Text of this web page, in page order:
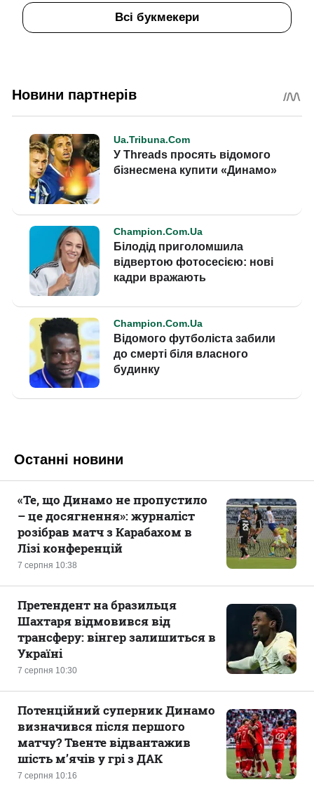
Всі букмекери
Останні новини
7 серпня 10:38
«Те, що Динамо не пропустило
– це досягнення»: журналіст
розібрав матч з Карабахом в
Лізі конференцій
7 серпня 10:30
Претендент на бразильця
Шахтаря відмовився від
трансферу: вінгер залишиться в
Україні
7 серпня 10:16
Потенційний суперник Динамо
визначився після першого
матчу? Твенте відвантажив
шість м’ячів у грі з ДАК